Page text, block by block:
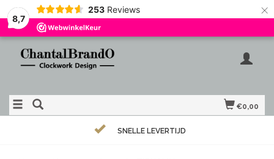
8,7
253 Reviews ×
€0,00
SNELLE LEVERTIJD